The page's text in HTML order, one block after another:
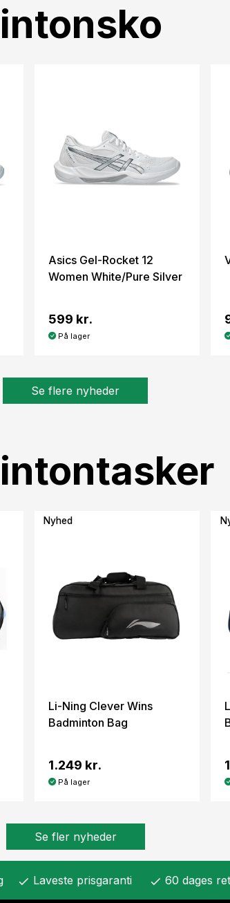
Asics Gel-Rocket 12
Women White/Pure Silver
599 kr.
På lager
Se flere nyheder
Nyhed
Li-Ning Clever Wins
Badminton Bag
1.249 kr.
På lager
Se fler nyheder
check Laveste prisgaranti check 60 dages